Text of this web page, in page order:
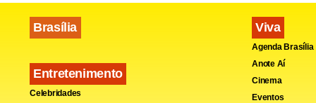
Brasília
Entretenimento
Celebridades
Viva
Agenda Brasília
Anote Aí
Cinema
Eventos